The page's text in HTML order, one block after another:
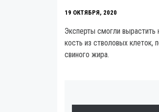
19 ОКТЯБРЯ, 2020
Эксперты смогли
кость из стволовых клеток,
свиного жира.